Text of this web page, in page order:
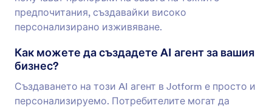
предпочитания, създавайки високо
персонализирано изживяване.
Как можете да създадете AI агент за вашия
бизнес?
Създаването на този AI агент в Jotform е просто и
персонализируемо. Потребителите могат да